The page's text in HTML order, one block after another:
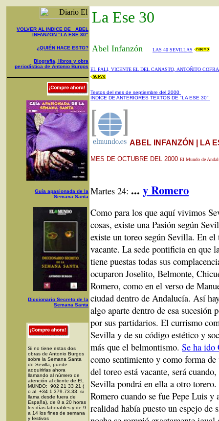
VOLVER AL INDICE DE ABEL
INFANZON "LA ESE 30"
¿QUIÉN HACE ESTO?
Biografía, libros y obra
periodística de Antonio Burgos
Guía apasionada de la
Semana Santa
Diccionario Secreto de la
Semana Santa
Si no tiene estas dos
obras de Antonio Burgos
sobre la Semana Santa
de Sevilla, puede
adquirirlas ahora
llamando al número de
atención al cliente de EL
MUNDO: 902 21 33 21 (
o al +34 1 379.73.33. si
llama desde fuera de
España), de 8 a 20 horas
los días laborables y de 9
a 14 los fines de semana
y festivos
La Ese 30
Abel Infanzón LAS 40 SEVILLAS
EL PALI, VICENTE EL DEL CANASTO, ANTOÑITO
Textos del mes de septiembre del 2000
INDICE DE ANTERIORES TEXTOS DE "LA ESE 30"
ABEL INFANZÓN | LA
MES DE OCTUBRE DEL 2000 El Mundo de
Martes 24: ... y Romero
Como para los que aquí vivimos
cosas, existe una Pasión según
existe un toreo según Sevilla. En
vacante. La sede pontificia en que
tiene puestas todas sus
ocuparon Joselito, Belmonte,
Romero, como en el verso de
ciudad dentro de Andalucía. Así
algo aparte dentro de esa
por sus partidarios. El currismo
Sevilla y de su código estético y
más que el belmontismo. Se ha ido
como sentimiento y como forma
del toreo está vacante, será
Sevilla pondrá en ella a otro
Romero cuando se fue Pepe Luis y
realidad había puesto un espejo de